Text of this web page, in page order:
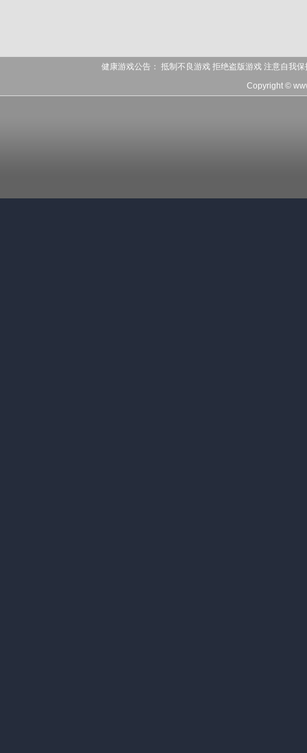
健康游戏公告： 抵制不良游戏 拒绝盗版游戏 注意自我
Copyright ©